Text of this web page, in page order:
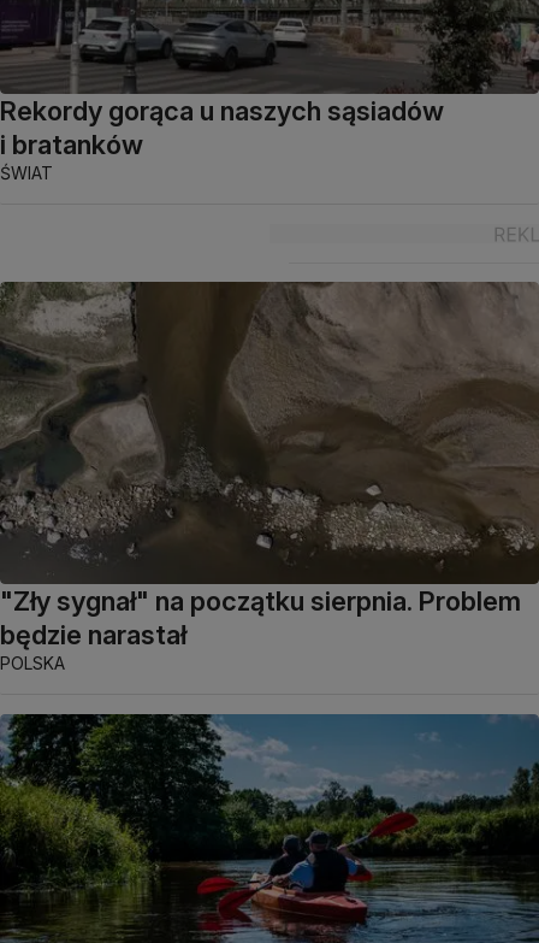
Rekordy gorąca u naszych sąsiadów
i bratanków
ŚWIAT
"Zły sygnał" na początku sierpnia. Problem
będzie narastał
POLSKA